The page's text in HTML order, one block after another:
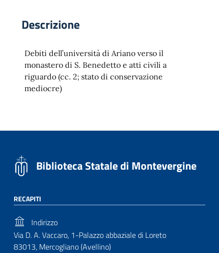
Descrizione
Debiti dell’università di Ariano verso il
monastero di S. Benedetto e atti civili a
riguardo (cc. 2; stato di conservazione
mediocre)
Biblioteca Statale di Montevergine
RECAPITI
Indirizzo
Via D. A. Vaccaro, 1-Palazzo abbaziale di Loreto
83013, Mercogliano (Avellino)